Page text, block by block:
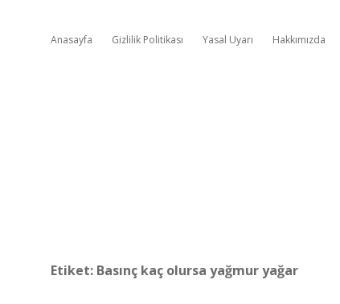
Anasayfa Gizlilik Politikası Yasal Uyarı Hakkımızda
Etiket: Basınç kaç olursa yağmur yağar